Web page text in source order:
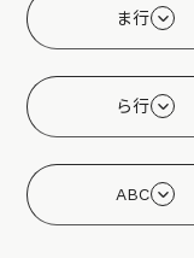
ま行
ら行
ABC